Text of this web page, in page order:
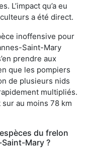
L’impact qu’a eu
a été direct.
inoffensive pour
Saint-Mary
prendre aux
que les pompiers
de plusieurs nids
multipliés.
au moins 78 km
du frelon
Mary ?